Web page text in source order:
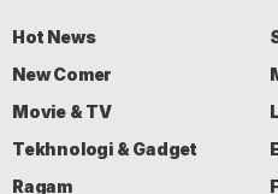
Hot News
New Comer
Movie & TV
Tekhnologi & Gadget
Ragam